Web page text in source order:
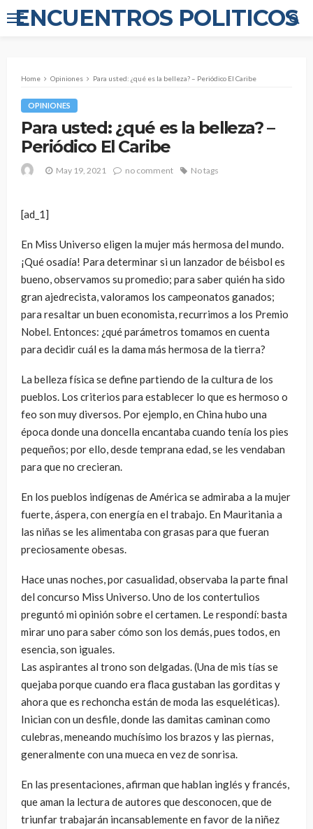
ENCUENTROS POLITICOS
Home Opiniones Para usted: ¿qué es la belleza? – Periódico El Caribe
OPINIONES
Para usted: ¿qué es la belleza? –
Periódico El Caribe
May 19, 2021 no comment No tags
[ad_1]
En Miss Universo eligen la mujer más hermosa del mundo.
¡Qué osadía! Para determinar si un lanzador de béisbol es
bueno, observamos su promedio; para saber quién ha sido
gran ajedrecista, valoramos los campeonatos ganados;
para resaltar un buen economista, recurrimos a los Premio
Nobel. Entonces: ¿qué parámetros tomamos en cuenta
para decidir cuál es la dama más hermosa de la tierra?
La belleza física se define partiendo de la cultura de los
pueblos. Los criterios para establecer lo que es hermoso o
feo son muy diversos. Por ejemplo, en China hubo una
época donde una doncella encantaba cuando tenía los pies
pequeños; por ello, desde temprana edad, se les vendaban
para que no crecieran.
En los pueblos indígenas de América se admiraba a la mujer
fuerte, áspera, con energía en el trabajo. En Mauritania a
las niñas se les alimentaba con grasas para que fueran
preciosamente obesas.
Hace unas noches, por casualidad, observaba la parte final
del concurso Miss Universo. Uno de los contertulios
preguntó mi opinión sobre el certamen. Le respondí: basta
mirar uno para saber cómo son los demás, pues todos, en
esencia, son iguales.
Las aspirantes al trono son delgadas. (Una de mis tías se
quejaba porque cuando era flaca gustaban las gorditas y
ahora que es rechoncha están de moda las esqueléticas).
Inician con un desfile, donde las damitas caminan como
culebras, meneando muchísimo los brazos y las piernas,
generalmente con una mueca en vez de sonrisa.
En las presentaciones, afirman que hablan inglés y francés,
que aman la lectura de autores que desconocen, que de
triunfar trabajarán incansablemente en favor de la niñez